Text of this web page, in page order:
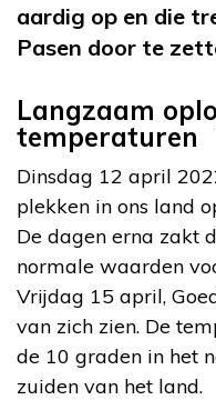
aardig op en die
Pasen door te
Langzaam
temperaturen
Dinsdag 12 april
plekken in ons land
De dagen erna zakt
normale waarden
Vrijdag 15 april,
van zich zien. De
de 10 graden in het
zuiden van het land.